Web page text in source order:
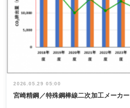
2026.05.29 05:00
宮崎精鋼／特殊鋼棒線二次加工メーカー